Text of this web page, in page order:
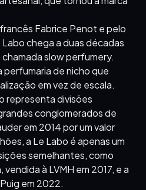
Fabrice Penot e pelo
chega a duas décadas
slow perfumery.
perfumaria de nicho que
em vez de escala.
representa divisões
conglomerados de
em 2014 por um valor
a Le Labo é apenas um
semelhantes, como
vendida à LVMH em 2017, e a
em 2022.